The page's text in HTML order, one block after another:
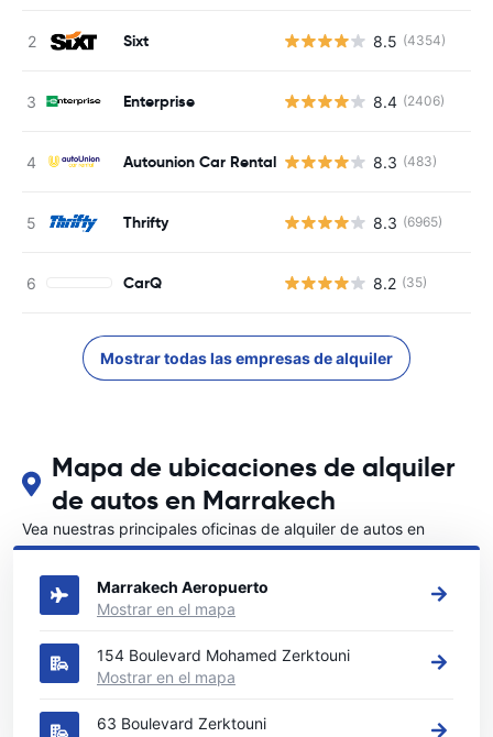
Sixt 8.5 (4354)
Enterprise 8.4 (2406)
Autounion Car Rental 8.3 (483)
Thrifty 8.3 (6965)
CarQ 8.2 (35)
Mostrar todas las empresas de alquiler
Mapa de ubicaciones de alquiler
de autos en Marrakech
Vea nuestras principales oficinas de alquiler de autos en
Marrakech
Marrakech Aeropuerto
Mostrar en el mapa
154 Boulevard Mohamed Zerktouni
Mostrar en el mapa
63 Boulevard Zerktouni